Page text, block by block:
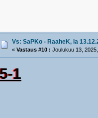
Vs: SaPKo - RaaheK, la
«Vastaus #10 : Joulukuu 13,
5-1